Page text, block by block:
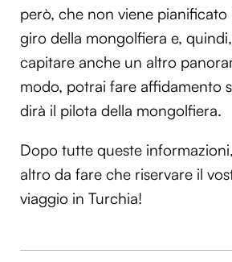
però, che non viene
giro della mongolfiera e,
capitare anche un altro
modo, potrai fare affidamento
dirà il pilota della mongolfiera.
Dopo tutte queste
altro da fare che riservare il
viaggio in Turchia!